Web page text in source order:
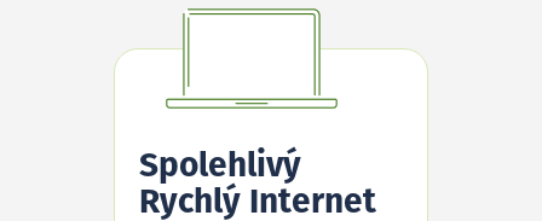
Spolehlivý
Rychlý Internet